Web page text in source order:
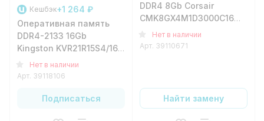
Кешбэк+1 264 ₽
Оперативная память
DDR4-2133 16Gb
Kingston KVR21R15S4/16
для серверов
Нет в наличии
Арт. 39118106
Подписаться
DDR4 8Gb Corsair
CMK8GX4M1D3000C16
DIMMНет в наличии
Арт. 39110671
Найти замену